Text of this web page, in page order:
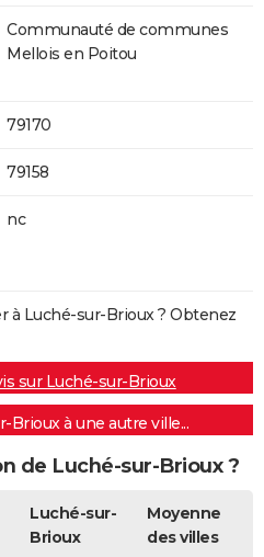
Communauté de communes
Mellois en Poitou
79170
79158
nc
à Luché-sur-Brioux ? Obtenez
sur Luché-sur-Brioux
à une autre ville...
de Luché-sur-Brioux ?
Luché-sur-
Brioux
Moyenne
des villes